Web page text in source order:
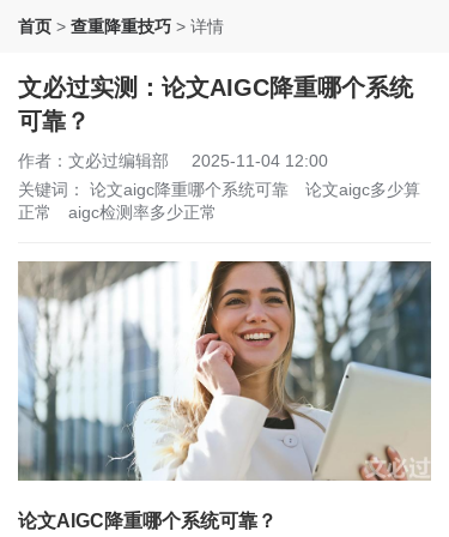
首页 > 查重降重技巧 > 详情
文必过实测：论文AIGC降重哪个系统
可靠？
作者：文必过编辑部
2025-11-04 12:00
关键词： 论文aigc降重哪个系统可靠
论文aigc多少算
正常
aigc检测率多少正常
论文AIGC降重哪个系统可靠？